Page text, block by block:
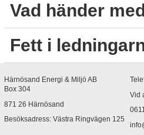
Vad händer
Fett i
Härnösand Energi & Miljö AB
Box 304
871 26 Härnösand
Besöksadress: Västra Ringvägen 125
Vid